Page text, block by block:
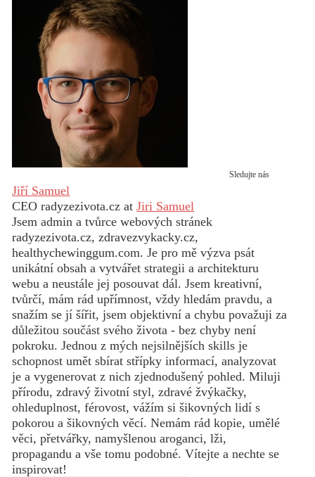
Sledujte nás
Jiří Samuel
CEO radyzezivota.cz atJiri Samuel
Jsem admin a tvůrce webových stránek
radyzezivota.cz, zdravezvykacky.cz,
healthychewinggum.com. Je pro mě výzva psát
unikátní obsah a vytvářet strategii a architekturu
webu a neustále jej posouvat dál. Jsem kreativní,
tvůrčí, mám rád upřímnost, vždy hledám pravdu, a
snažím se jí šířit, jsem objektivní a chybu považuji za
důležitou součást svého života - bez chyby není
pokroku. Jednou z mých nejsilnějších skills je
schopnost umět sbírat střípky informací, analyzovat
je a vygenerovat z nich zjednodušený pohled. Miluji
přírodu, zdravý životní styl, zdravé žvýkačky,
ohleduplnost, férovost, vážím si šikovných lidí s
pokorou a šikovných věcí. Nemám rád kopie, umělé
věci, přetvářky, namyšlenou aroganci, lži,
propagandu a vše tomu podobné. Vítejte a nechte se
inspirovat!